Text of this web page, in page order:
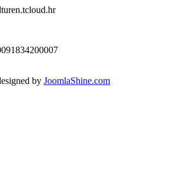
by JoomlaShine.com